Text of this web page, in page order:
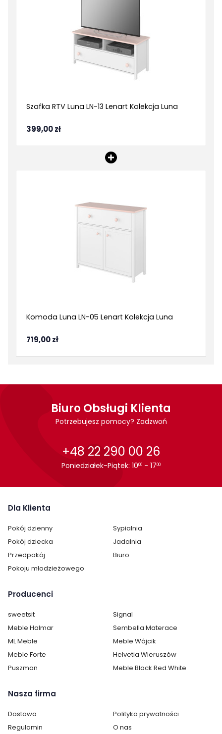
Szafka RTV Luna LN-13 Lenart Kolekcja Luna
399,00 zł
Komoda Luna LN-05 Lenart Kolekcja Luna
719,00 zł
Biuro Obsługi Klienta
Potrzebujesz pomocy? Zadzwoń
+48 22 290 00 26
Poniedziałek-Piątek: 1000 - 1700
Dla Klienta
Pokój dzienny
Sypialnia
Pokój dziecka
Jadalnia
Przedpokój
Biuro
Pokoju młodzieżowego
Producenci
sweetsit
Signal
Meble Halmar
Sembella Materace
ML Meble
Meble Wójcik
Meble Forte
Helvetia Wieruszów
Puszman
Meble Black Red White
Nasza firma
Dostawa
Polityka prywatności
Regulamin
O nas